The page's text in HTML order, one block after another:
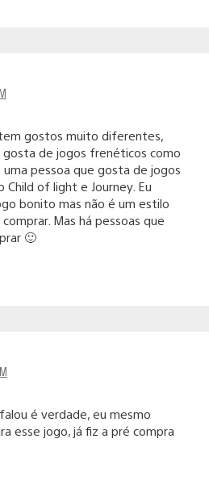
gostos muito diferentes,
gosta de jogos frenéticos como
pessoa que gosta de jogos
of light e Journey. Eu
bonito mas não é um estilo
Mas há pessoas que
🙂
é verdade, eu mesmo
esse jogo, já fiz a pré compra